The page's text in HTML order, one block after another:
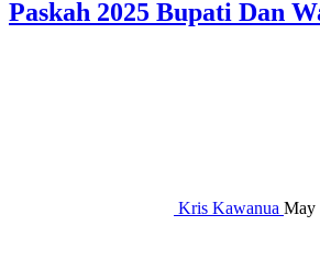
Paskah 2025 Bupati Dan
Kris Kawanua May